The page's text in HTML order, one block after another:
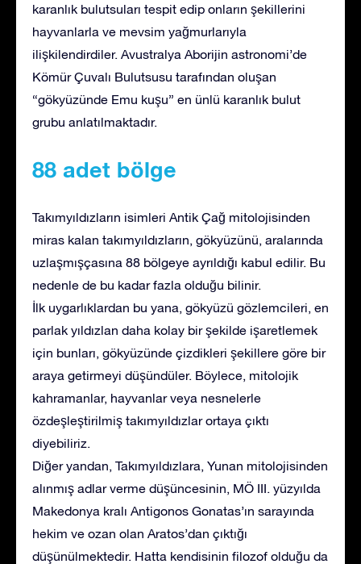
karanlık bulutsuları tespit edip onların şekillerini
hayvanlarla ve mevsim yağmurlarıyla
ilişkilendirdiler. Avustralya Aborijin astronomi’de
Kömür Çuvalı Bulutsusu tarafından oluşan
“gökyüzünde Emu kuşu” en ünlü karanlık bulut
grubu anlatılmaktadır.
88 adet bölge
Takımyıldızların isimleri Antik Çağ mitolojisinden
miras kalan takımyıldızların, gökyüzünü, aralarında
uzlaşmışçasına 88 bölgeye ayrıldığı kabul edilir. Bu
nedenle de bu kadar fazla olduğu bilinir.
İlk uygarlıklardan bu yana, gökyüzü gözlemcileri, en
parlak yıldızlan daha kolay bir şekilde işaretlemek
için bunları, gökyüzünde çizdikleri şekillere göre bir
araya getirmeyi düşündüler. Böylece, mitolojik
kahramanlar, hayvanlar veya nesnelerle
özdeşleştirilmiş takımyıldızlar ortaya çıktı
diyebiliriz.
Diğer yandan, Takımyıldızlara, Yunan mitolojisinden
alınmış adlar verme düşüncesinin, MÖ III. yüzyılda
Makedonya kralı Antigonos Gonatas’ın sarayında
hekim ve ozan olan Aratos’dan çıktığı
düşünülmektedir. Hatta kendisinin filozof olduğu da